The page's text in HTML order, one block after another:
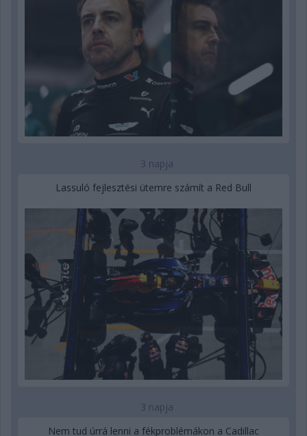
3 napja
Lassuló fejlesztési ütemre számít a Red Bull
3 napja
Nem tud úrrá lenni a fékproblémákon a Cadillac